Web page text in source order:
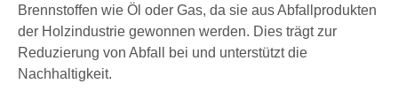
Brennstoffen wie Öl oder Gas, da sie aus Abfallprodukten
der Holzindustrie gewonnen werden. Dies trägt zur
Reduzierung von Abfall bei und unterstützt die
Nachhaltigkeit.